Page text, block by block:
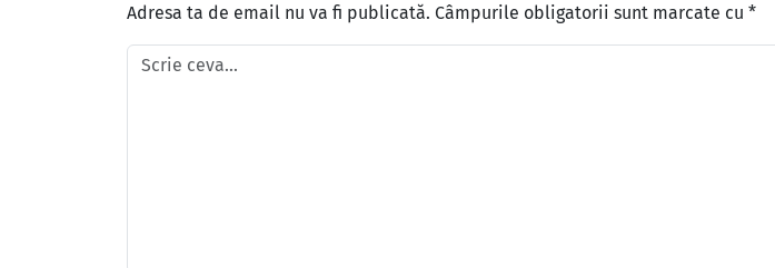
Adresa ta de email nu va fi publicată. Câmpurile obligatorii sunt marcate cu *